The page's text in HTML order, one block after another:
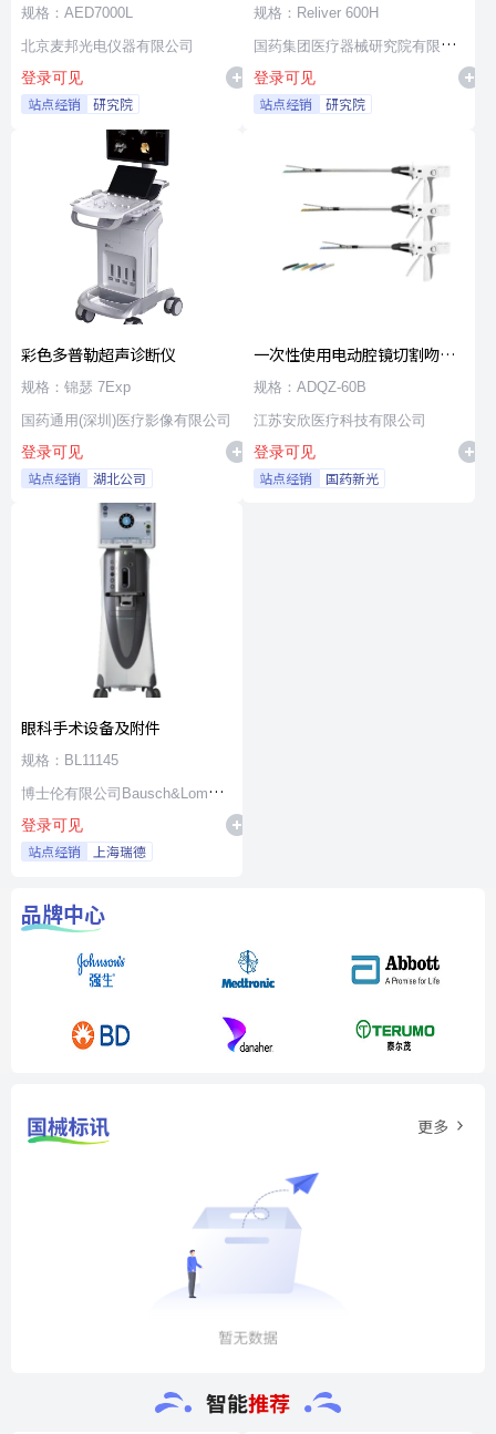
规格：AED7000L
北京麦邦光电仪器有限公司
登录可见
站点经销 研究院
规格：Reliver 600H
国药集团医疗器械研究院有限公
司
登录可见
站点经销 研究院
彩色多普勒超声诊断仪
规格：锦瑟 7Exp
国药通用(深圳)医疗影像有限公司
登录可见
站点经销 湖北公司
一次性使用电动腔镜切割吻合
器及组件
规格：ADQZ-60B
江苏安欣医疗科技有限公司
登录可见
站点经销 国药新光
眼科手术设备及附件
规格：BL11145
博士伦有限公司Bausch&Lomb
Incorporated
登录可见
站点经销 上海瑞德
品牌中心